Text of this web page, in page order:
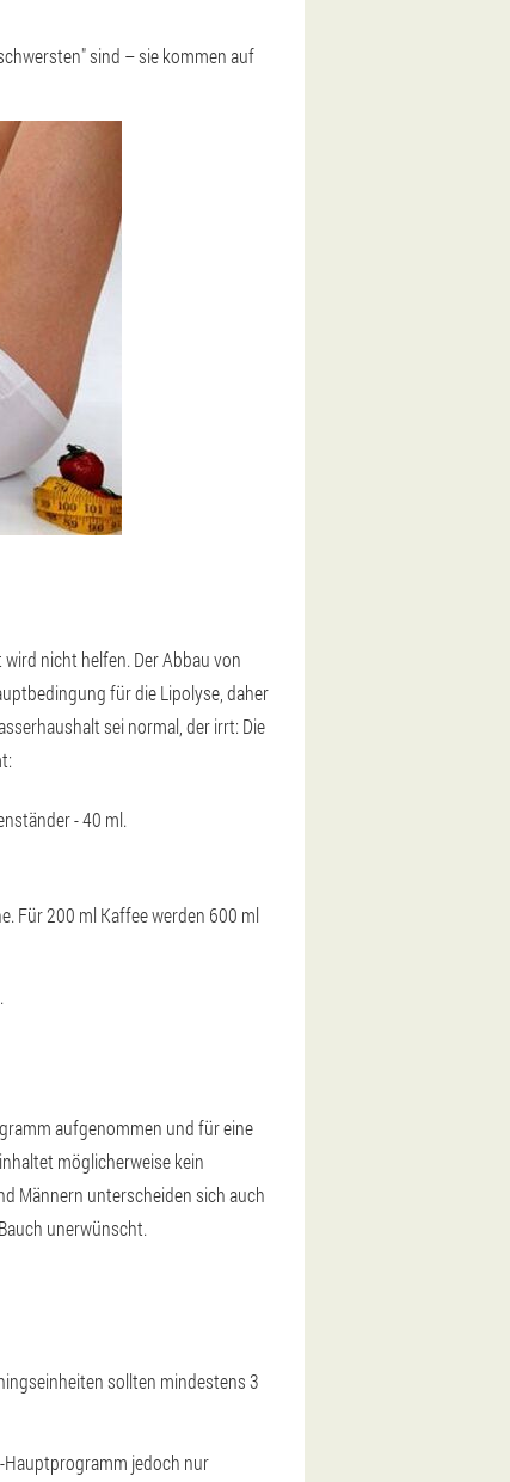
sind – sie kommen auf
nicht helfen. Der Abbau von
für die Lipolyse, daher
sei normal, der irrt: Die
- 40 ml.
Für 200 ml Kaffee werden 600 ml
aufgenommen und für eine
möglicherweise kein
Männern unterscheiden sich auch
unerwünscht.
sollten mindestens 3
Hauptprogramm jedoch nur